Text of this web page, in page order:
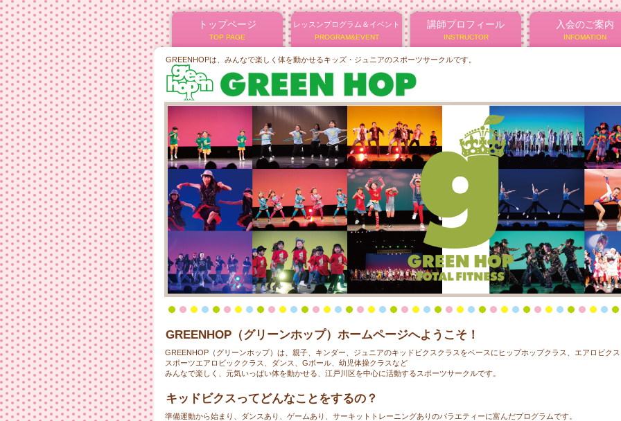
GREENHOPは、みんなで楽しく体を動かせるキッズ・ジュニアのスポーツサークルです。
GREENHOP（グリーンホップ）ホームページへようこそ！
GREENHOP（グリーンホップ）は、親子、キンダー、ジュニアのキッドビクスクラスをベースにヒップホップクラス、エアロビ
スポーツエアロビッククラス、ダンス、Gボール、幼児体操クラスなど
みんなで楽しく、元気いっぱい体を動かせる、江戸川区を中心に活動するスポーツサークルです。
キッドビクスってどんなことをするの？
準備運動から始まり、ダンスあり、ゲームあり、サーキットトレーニングありのバラエティーに富んだプログラムです。
トップページ
TOP PAGE
レッスンプログラム＆イベント
PROGRAM&EVENT
講師プロフィール
INSTRUCTOR
入会のご案内
INFOMATION